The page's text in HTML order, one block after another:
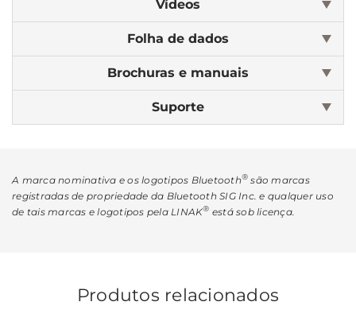
Vídeos
Folha de dados
Brochuras e manuais
Suporte
A marca nominativa e os logotipos Bluetooth® são marcas
registradas de propriedade da Bluetooth SIG Inc. e qualquer uso
de tais marcas e logotipos pela LINAK® está sob licença.
Produtos relacionados